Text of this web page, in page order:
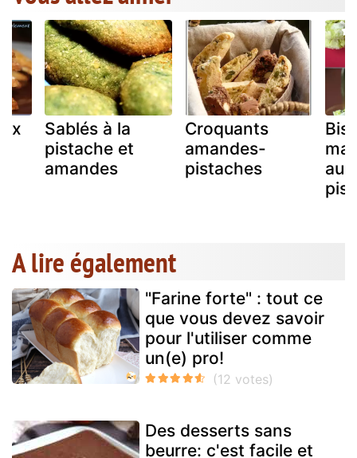
Sablés à la
pistache et
amandes
Croquants
amandes-
pistaches
A lire également
"Farine forte" : tout ce
que vous devez savoir
pour l'utiliser comme
un(e) pro!
Des desserts sans
beurre: c'est facile et